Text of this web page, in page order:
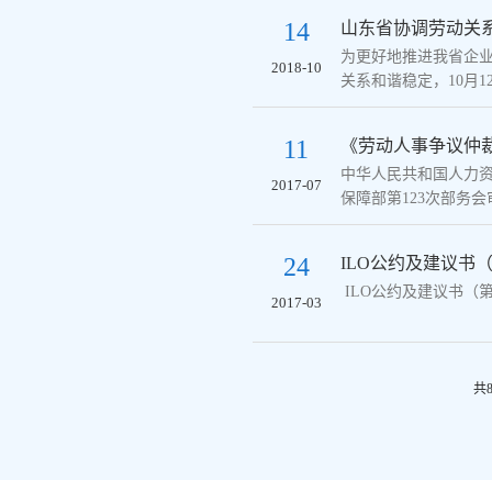
14
2018-10
山东省协调劳动关
为更好地推进我省企
关系和谐稳定，10月
11
2017-07
《劳动人事争议仲
中华人民共和国人力
保障部第123次部务
24
2017-03
ILO公约及建议书
ILO公约及建议书（
共